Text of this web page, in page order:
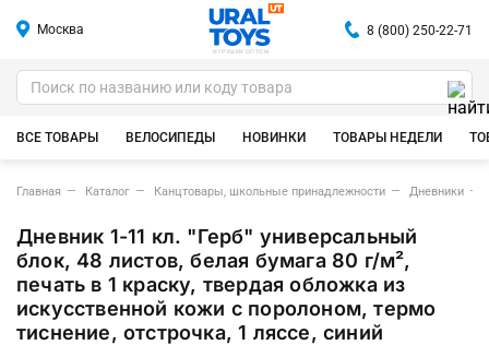
Москва
ИГРУШКИ ОПТОМ
8 (800) 250-22-71
ВСЕ ТОВАРЫ ВЕЛОСИПЕДЫ НОВИНКИ ТОВАРЫ НЕДЕЛИ
Главная Каталог Канцтовары, школьные принадлежности Дневники
Дневник 1-11 кл. "Герб" универсальный
блок, 48 листов, белая бумага 80 г/м²,
печать в 1 краску, твердая обложка из
искусственной кожи с поролоном, термо
тиснение, отстрочка, 1 ляссе, синий